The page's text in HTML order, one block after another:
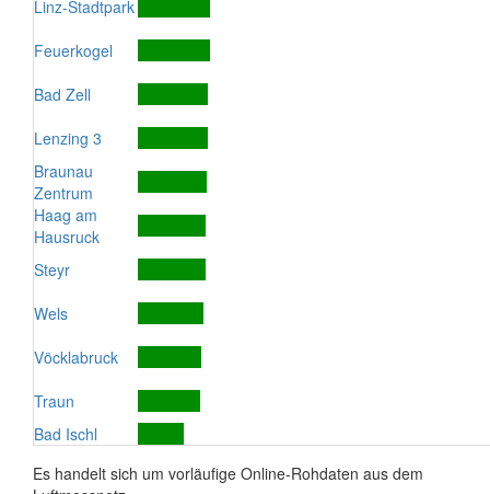
Linz-Stadtpark
Feuerkogel
Bad Zell
Lenzing 3
Braunau
Zentrum
Haag am
Hausruck
Steyr
Wels
Vöcklabruck
Traun
Bad Ischl
Es handelt sich um vorläufige Online-Rohdaten aus dem